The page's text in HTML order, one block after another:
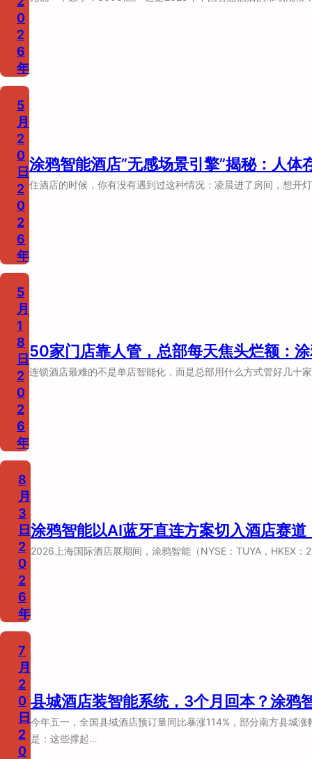
0
2
6
年
5
月
2
0
日
2
0
2
6
年
涂鸦智能酒店”无感场景引擎”揭秘：人体
住酒店的时候，你有没有遇到过这种情况：凌晨进了房间，想开
5
月
1
8
日
2
0
2
6
年
50家门店靠人管，总部每天焦头烂额：
连锁酒店最难的不是单店智能化，而是总部用什么方式管好几
8
月
3
日
2
0
2
6
年
涂鸦智能以AI蓝牙直连方案切入酒店赛
2026上海国际酒店展期间，涂鸦智能（NYSE：TUYA，HKEX
7
月
2
0
日
2
0
县城酒店装智能系统，3个月回本？涂鸦
今年五一，全国县域酒店预订量同比暴涨114%，部分南方县城
是：这些撑起…